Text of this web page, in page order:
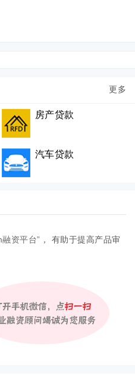
更多
房产贷款
汽车贷款
资平台” ， 有助于提高产品审